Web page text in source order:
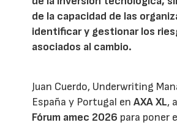
de la capacidad de las
identificar y gestionar los
asociados al cambio.
Juan Cuerdo, Underwriting
España y Portugal enAXA XL,
Fórum amec 2026 para poner